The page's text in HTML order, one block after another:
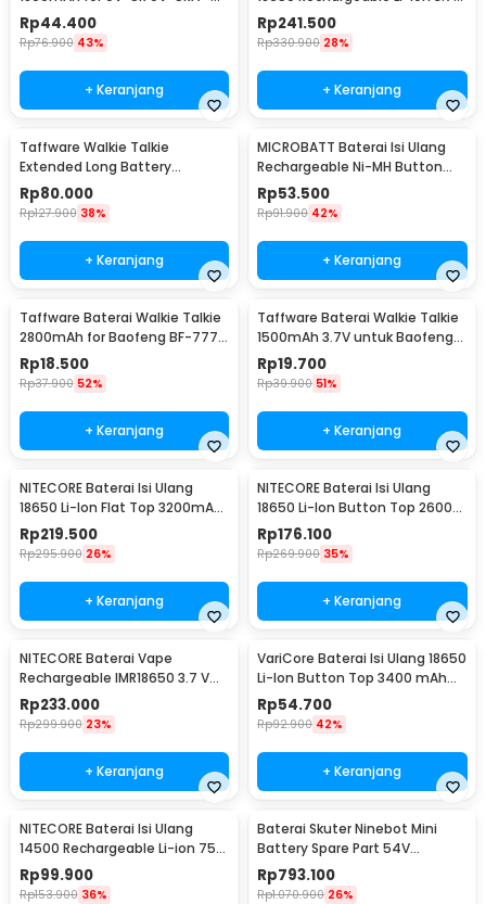
BL-5
Rp44.400
Rp76.900 43%
+ Keranjang
3400mAh 1PCS - NL1834
Rp241.500
Rp330.900 28%
+ Keranjang
Taffware Walkie Talkie
Extended Long Battery
3800mAh - BL-5
Rp80.000
Rp127.900 38%
+ Keranjang
MICROBATT Baterai Isi Ulang
Rechargeable Ni-MH Button
Top 1.2V AA-1000mAh
Rp53.500
Rp91.900 42%
+ Keranjang
Taffware Baterai Walkie Talkie
2800mAh for Baofeng BF-777S
666S 888S
Rp18.500
Rp37.900 52%
+ Keranjang
Taffware Baterai Walkie Talkie
1500mAh 3.7V untuk Baofeng
BF-UV3R - BL-3
Rp19.700
Rp39.900 51%
+ Keranjang
NITECORE Baterai Isi Ulang
18650 Li-Ion Flat Top 3200mAh
3.7V 1 PCS - NL1832
Rp219.500
Rp295.900 26%
+ Keranjang
NITECORE Baterai Isi Ulang
18650 Li-Ion Button Top 2600
mAh 3.7V 1 PCS - NL1826
Rp176.100
Rp269.900 35%
+ Keranjang
NITECORE Baterai Vape
Rechargeable IMR18650 3.7 V
3100mAh 1 PCS
Rp233.000
Rp299.900 23%
+ Keranjang
VariCore Baterai Isi Ulang 18650
Li-Ion Button Top 3400 mAh
3.7V 1 PCS 3400mAh
Rp54.700
Rp92.900 42%
+ Keranjang
NITECORE Baterai Isi Ulang
14500 Rechargeable Li-ion 750
mAh 3.6 V 1PC - NL1475R
Rp99.900
Rp153.900 36%
Baterai Skuter Ninebot Mini
Battery Spare Part 54V
4900mAh
Rp793.100
Rp1.070.900 26%